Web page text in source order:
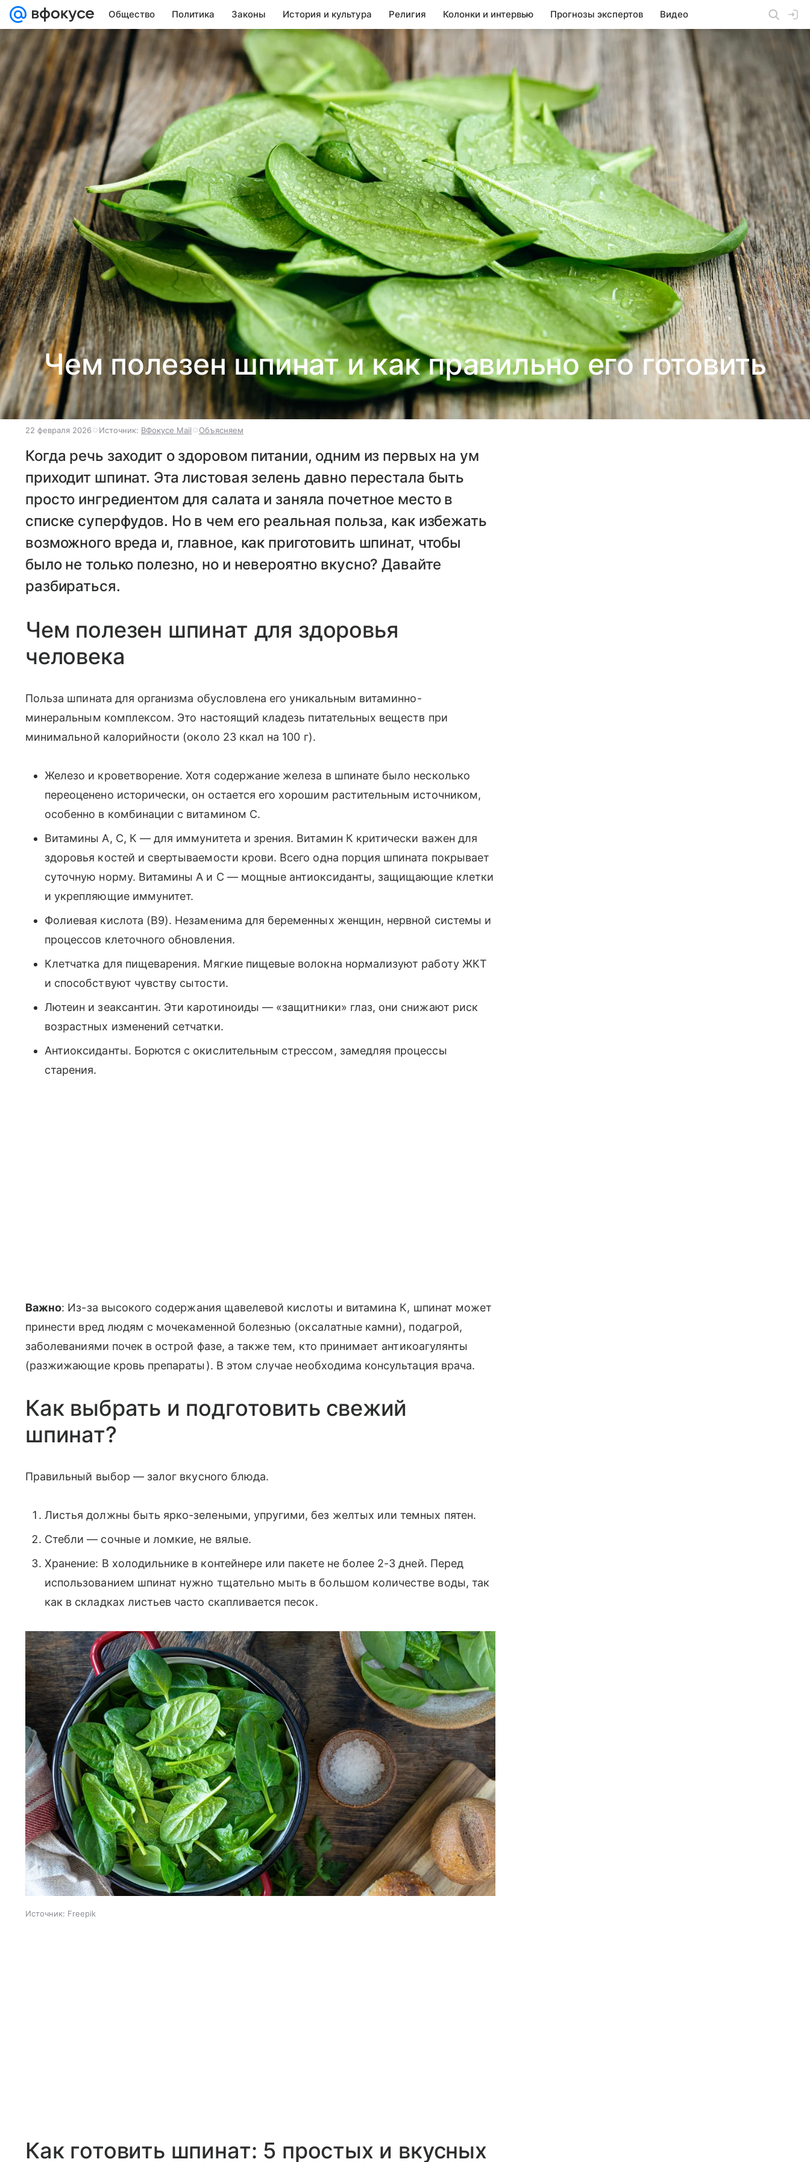
Общество Политика Законы История и культура Религия Колонки и интервью Прогнозы экспертов Видео
Чем полезен шпинат и как правильно его готовить
22 февраля 2026 Источник: ВФокусе Mail Объясняем
Когда речь заходит о здоровом питании, одним из первых на ум
приходит шпинат. Эта листовая зелень давно перестала быть
просто ингредиентом для салата и заняла почетное место в
списке суперфудов. Но в чем его реальная польза, как избежать
возможного вреда и, главное, как приготовить шпинат, чтобы
было не только полезно, но и невероятно вкусно? Давайте
разбираться.
Чем полезен шпинат для здоровья
человека
Польза шпината для организма обусловлена его уникальным витаминно-
минеральным комплексом. Это настоящий кладезь питательных веществ при
минимальной калорийности (около 23 ккал на 100 г).
Железо и кроветворение. Хотя содержание железа в шпинате было несколько
переоценено исторически, он остается его хорошим растительным источником,
особенно в комбинации с витамином С.
Витамины А, С, К — для иммунитета и зрения. Витамин К критически важен для
здоровья костей и свертываемости крови. Всего одна порция шпината покрывает
суточную норму. Витамины А и С — мощные антиоксиданты, защищающие клетки
и укрепляющие иммунитет.
Фолиевая кислота (В9). Незаменима для беременных женщин, нервной системы и
процессов клеточного обновления.
Клетчатка для пищеварения. Мягкие пищевые волокна нормализуют работу ЖКТ
и способствуют чувству сытости.
Лютеин и зеаксантин. Эти каротиноиды — «защитники» глаз, они снижают риск
возрастных изменений сетчатки.
Антиоксиданты. Борются с окислительным стрессом, замедляя процессы
старения.
Важно: Из-за высокого содержания щавелевой кислоты и витамина К, шпинат может
принести вред людям с мочекаменной болезнью (оксалатные камни), подагрой,
заболеваниями почек в острой фазе, а также тем, кто принимает антикоагулянты
(разжижающие кровь препараты). В этом случае необходима консультация врача.
Как выбрать и подготовить свежий
шпинат?
Правильный выбор — залог вкусного блюда.
Листья должны быть ярко-зелеными, упругими, без желтых или темных пятен.
Стебли — сочные и ломкие, не вялые.
Хранение: В холодильнике в контейнере или пакете не более 2-3 дней. Перед
использованием шпинат нужно тщательно мыть в большом количестве воды, так
как в складках листьев часто скапливается песок.
Источник: Freepik
Как готовить шпинат: 5 простых и вкусных